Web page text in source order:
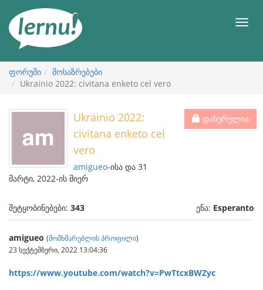
ნახვა
მენიუ
ფორუმი
მოსაზრებები
Ukrainio 2022: civitana enketo cel vero
დახურულია
Ukrainio 2022:
civitana enketo cel
vero
amigueo-ისა და 31
მარტი, 2022-ის მიერ
შეტყობინებები: 343 ენა: Esperanto
amigueo (მომხმარებლის პროფილი)
23 სექტემბერი, 2022 13:04:36
https://www.youtube.com/watch?v=PwTtcxBWZyc